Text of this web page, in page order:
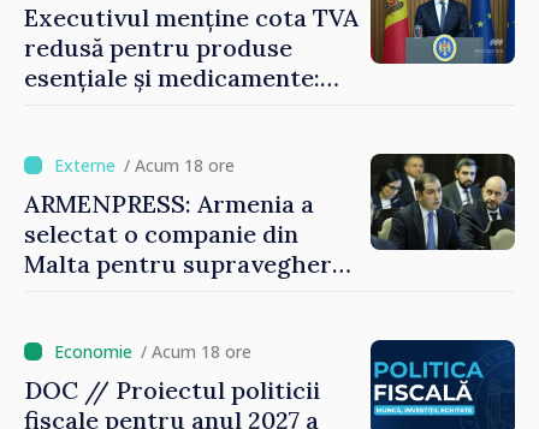
Executivul menține cota TVA
redusă pentru produse
esențiale și medicamente:
bază al oamenilor”
/ Acum 18 ore
ARMENPRESS: Armenia a
selectat o companie din
Malta pentru supravegherea
/ Acum 18 ore
DOC // Proiectul politicii
fiscale pentru anul 2027 a